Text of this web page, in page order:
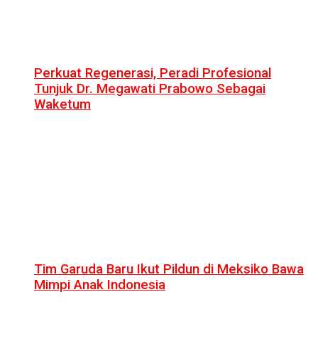
Perkuat Regenerasi, Peradi Profesional
Tunjuk Dr. Megawati Prabowo Sebagai
Waketum
Tim Garuda Baru Ikut Pildun di Meksiko Bawa
Mimpi Anak Indonesia